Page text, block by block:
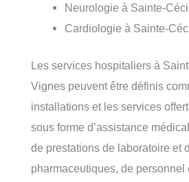
Neurologie à Sainte-
Cardiologie à Sainte-
Les services hospitaliers à
Vignes peuvent être définis
installations et les services
sous forme d’assistance
de prestations de laboratoire et
pharmaceutiques, de personnel